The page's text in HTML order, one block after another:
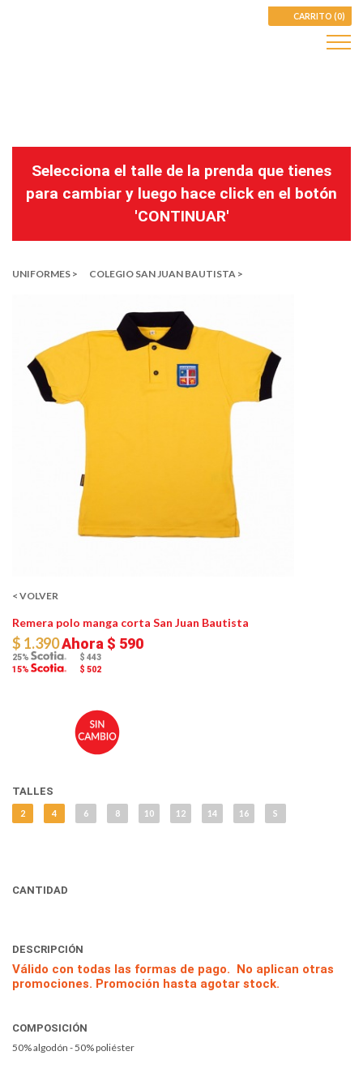
CARRITO (0)
Selecciona el talle de la prenda que tienes
para cambiar y luego hace click en el botón
'CONTINUAR'
UNIFORMES > COLEGIO SAN JUAN BAUTISTA >
< VOLVER
Remera polo manga corta San Juan Bautista
$ 1.390Ahora $ 590
25%
$ 443
15%
$ 502
TALLES
2 4 6 8 10 12 14 16 S
CANTIDAD
DESCRIPCIÓN
Válido con todas las formas de pago. No aplican otras
promociones. Promoción hasta agotar stock.
COMPOSICIÓN
50% algodón - 50% poliéster